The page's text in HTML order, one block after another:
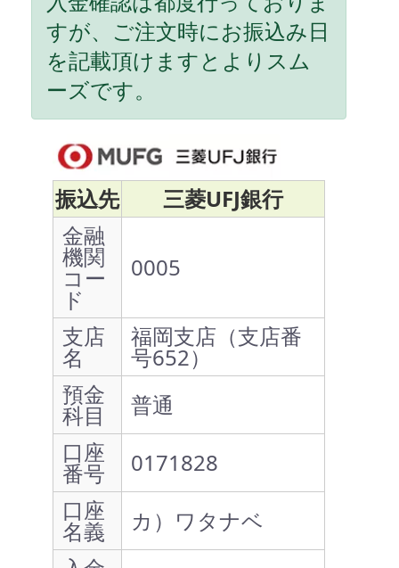
すが、ご注文時にお振込み日
を記載頂けますとよりスム
ーズです。
振込先
三菱UFJ銀行
金融
機関
コー
ド
0005
支店
名
福岡支店（支店番
号652）
預金
科目
普通
口座
番号
0171828
口座
名義
カ）ワタナベ